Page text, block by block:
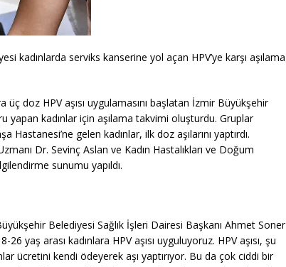
kadınlarda serviks kanserine yol açan HPV’ye karşı aşılama
üç doz HPV aşısı uygulamasını başlatan İzmir Büyükşehir
yapan kadınlar için aşılama takvimi oluşturdu. Gruplar
gelen kadınlar, ilk doz aşılarını yaptırdı.
Dr. Sevinç Aslan ve Kadın Hastalıkları ve Doğum
sunumu yapıldı.
Belediyesi Sağlık İşleri Dairesi Başkanı Ahmet Soner
yaş arası kadınlara HPV aşısı uyguluyoruz. HPV aşısı, şu
ücretini kendi ödeyerek aşı yaptırıyor. Bu da çok ciddi bir